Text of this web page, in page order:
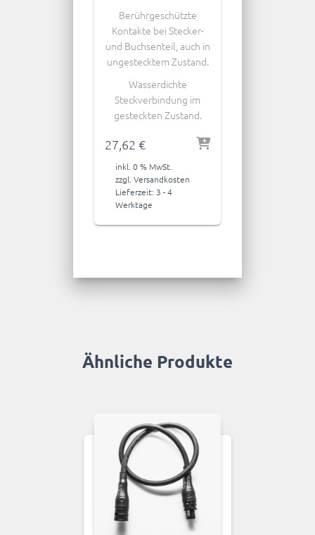
Berührgeschützte
Kontakte bei Stecker-
und Buchsenteil, auch in
ungestecktem Zustand.
Wasserdichte
Steckverbindung im
gesteckten Zustand.
27,62 €
inkl. 0 % MwSt.
zzgl. Versandkosten
Lieferzeit: 3 - 4
Werktage
Ähnliche Produkte